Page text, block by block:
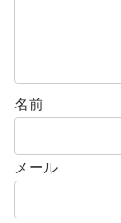
名前
メール